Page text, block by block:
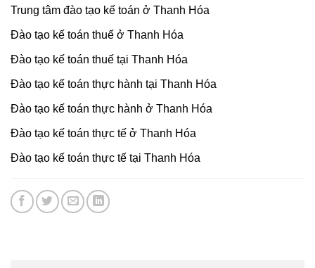
Trung tâm đào tạo kế toán ở Thanh Hóa
Đào tạo kế toán thuế ở Thanh Hóa
Đào tạo kế toán thuế tại Thanh Hóa
Đào tạo kế toán thực hành tại Thanh Hóa
Đào tạo kế toán thực hành ở Thanh Hóa
Đào tạo kế toán thực tế ở Thanh Hóa
Đào tạo kế toán thực tế tại Thanh Hóa